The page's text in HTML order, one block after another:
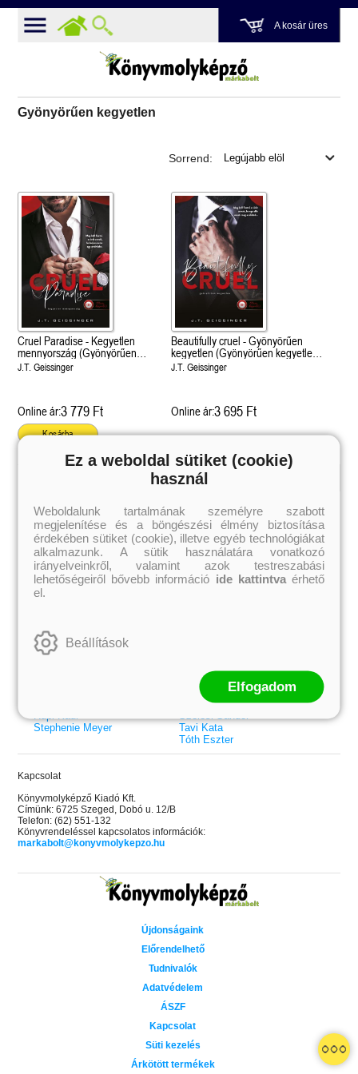
A kosár üres
Gyönyörűen kegyetlen
Grace and Glory - Kegyelem és
dicsőség (Az Előhírnök-trilógia
Különleges éldekorált kiadás!
Bad Girl Reputation
lány (Avalon Bay 2.)
Elle Kennedy
Sorrend:
Cruel Paradise - Kegyetlen
mennyország (Gyönyörűen
kegyetlen 2.)
J.T. Geissinger
Online ár:3 779 Ft
Kosárba
Beautifully cruel - Gyönyörűen
kegyetlen (Gyönyörűen kegyetlen
1.) Önállóan is olvasható!
J.T. Geissinger
Online ár:3 695 Ft
Külföldiek
Brigid Kemmerer
Cassandra Clare
Colleen Hoover
Elle Kennedy
Erin Watt
Holly Webb
Jenny Han
Leigh Bardugo
Maggie Stiefvater
Rupi Kaur
Stephenie Meyer
Magyarok
Ashley Carrigan
Benina
Bessenyei Gábor
Bodor Attila
Böszörményi Gyula
Rácz-Stefán Tibor
Róbert Katalin
Spirit Bliss
Szélesi Sándor
Tavi Kata
Tóth Eszter
Kapcsolat
Könyvmolyképző Kiadó Kft.
Címünk: 6725 Szeged, Dobó u. 12/B
Telefon: (62) 551-132
Könyvrendeléssel kapcsolatos információk:
markabolt@konyvmolykepzo.hu
Újdonságaink
Előrendelhető
Tudnivalók
Adatvédelem
ÁSZF
Kapcsolat
Süti kezelés
Árkötött termékek
Ez a weboldal sütiket (cookie)
használ
Weboldalunk tartalmának személyre szabott
megjelenítése és a böngészési élmény biztosítása
érdekében sütiket (cookie), illetve egyéb technológiákat
alkalmazunk. A sütik használatára vonatkozó
irányelveinkről, valamint azok testreszabási
lehetőségeiről bővebb információ ide kattintvaérhető
el.
Beállítások
Elfogadom